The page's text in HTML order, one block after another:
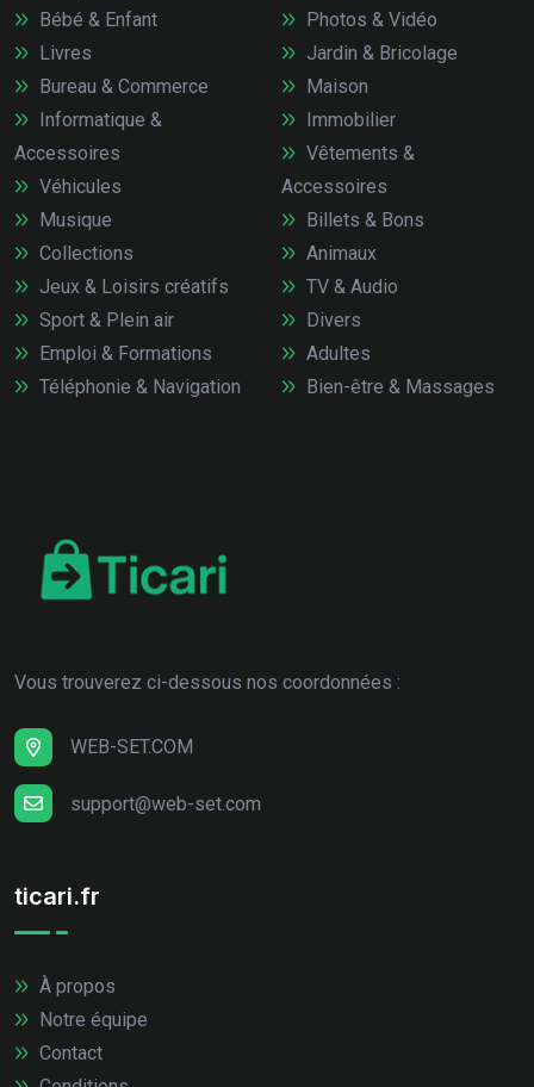
Bébé & Enfant
Livres
Bureau & Commerce
Informatique &
Accessoires
Véhicules
Photos & Vidéo
Jardin & Bricolage
Maison
Immobilier
Vêtements &
Accessoires
Musique
Collections
Jeux & Loisirs créatifs
Sport & Plein air
Emploi & Formations
Téléphonie & Navigation
Billets & Bons
Animaux
TV & Audio
Divers
Adultes
Bien-être & Massages
Vous trouverez ci-dessous nos coordonnées :
WEB-SET.COM
support@web-set.com
ticari.fr
À propos
Notre équipe
Contact